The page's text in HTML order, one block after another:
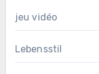
jeu vidéo
Lebensstil